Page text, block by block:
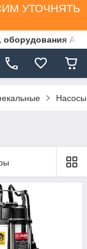
УТОЧНЯТЬ
оборудования